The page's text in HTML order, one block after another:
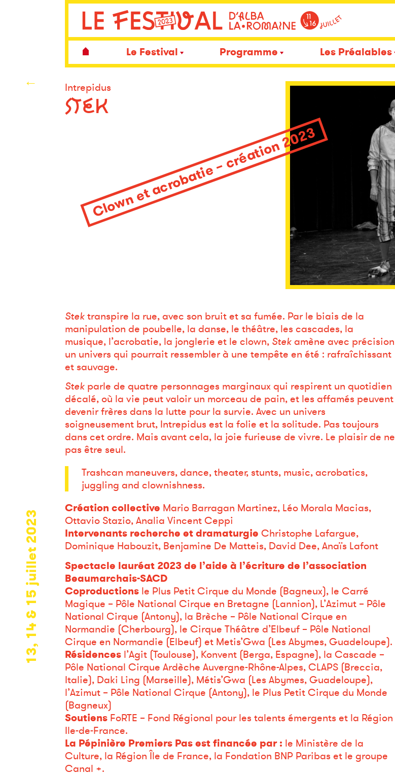
Le Festival Programme Les Préalables
13, 14 & 15 juillet 2023
← Intrepidus
STEK
Clown et acrobatie – création 2023
Stektranspire la rue, avec son bruit et sa fumée. Par le biais de la
manipulation de poubelle, la danse, le théâtre, les cascades, la
musique, l’acrobatie, la jonglerie et le clown, Stekamène avec précision
un univers qui pourrait ressembler à une tempête en été : rafraîchissant
et sauvage.
Stekparle de quatre personnages marginaux qui respirent un quotidien
décalé, où la vie peut valoir un morceau de pain, et les affamés peuvent
devenir frères dans la lutte pour la survie. Avec un univers
soigneusement brut, Intrepidus est la folie et la solitude. Pas toujours
dans cet ordre. Mais avant cela, la joie furieuse de vivre. Le plaisir de ne
pas être seul.
Trashcan maneuvers, dance, theater, stunts, music, acrobatics,
juggling and clownishness.
Création collective Mario Barragan Martinez, Léo Morala Macias,
Ottavio Stazio, Analia Vincent Ceppi
Intervenants recherche et dramaturgie Christophe Lafargue,
Dominique Habouzit, Benjamine De Matteis, David Dee, Anaïs Lafont
Spectacle lauréat 2023 de l’aide à l’écriture de l’association
Beaumarchais-SACD
Coproductionsle Plus Petit Cirque du Monde (Bagneux), le Carré
Magique – Pôle National Cirque en Bretagne (Lannion), L’Azimut – Pôle
National Cirque (Antony), la Brèche – Pôle National Cirque en
Normandie (Cherbourg), le Cirque Théâtre d’Elbeuf – Pôle National
Cirque en Normandie (Elbeuf) et Metis’Gwa (Les Abymes, Guadeloupe).
Résidencesl’Agit (Toulouse), Konvent (Berga, Espagne), la Cascade –
Pôle National Cirque Ardèche Auvergne-Rhône-Alpes, CLAPS (Breccia,
Italie), Daki Ling (Marseille), Métis’Gwa (Les Abymes, Guadeloupe),
l’Azimut – Pôle National Cirque (Antony), le Plus Petit Cirque du Monde
(Bagneux)
Soutiens FoRTE – Fond Régional pour les talents émergents et la Région
Ile-de-France.
La Pépinière Premiers Pas est financée par : le Ministère de la
Culture, la Région Île de France, la Fondation BNP Paribas et le groupe
Canal +.